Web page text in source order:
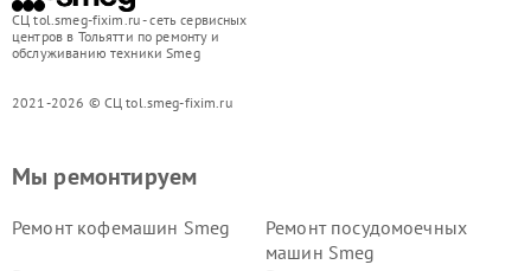
СЦ tol.smeg-fixim.ru - сеть сервисных
центров в Тольятти по ремонту и
обслуживанию техники Smeg
2021-2026 © СЦ tol.smeg-fixim.ru
Мы ремонтируем
Ремонт кофемашин Smeg
Ремонт посудомоечных
машин Smeg